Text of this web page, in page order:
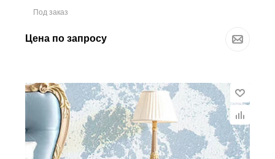
Под заказ
Цена по запросу